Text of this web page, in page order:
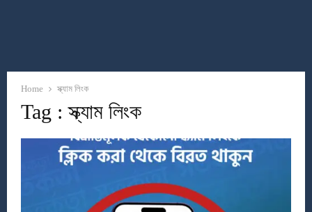
Home স্ক্যাম লিংক
Tag : স্ক্যাম লিংক